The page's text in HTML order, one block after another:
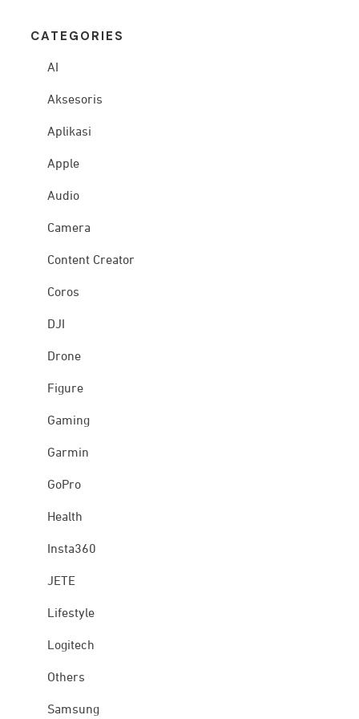
CATEG ORIES
AI
Aksesoris
Aplikasi
Apple
Audio
Camera
Content Creator
Coros
DJI
Drone
Figure
Gaming
Garmin
GoPro
Health
Insta360
JETE
Lifestyle
Logitech
Others
Samsung